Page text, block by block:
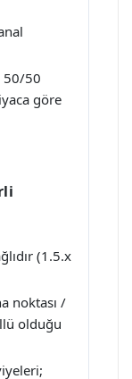
50/50
göre
(1.5.x
noktası /
olduğu